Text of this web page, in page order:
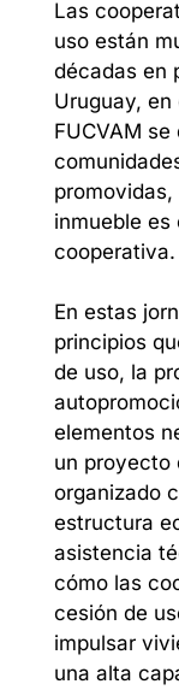
Las
uso están
décadas en
Uruguay,
FUCVAM
inmueble
cooperativa.
En estas
principios
de uso, la
elementos
un proyecto
organizado
estructura
asistencia
cómo las
cesión de
impulsar
una alta